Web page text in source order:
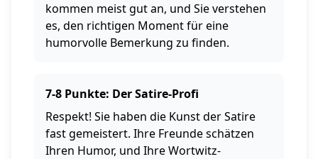
kommen meist gut an, und Sie verstehen
es, den richtigen Moment für eine
humorvolle Bemerkung zu finden.
7-8 Punkte: Der Satire-Profi
Respekt! Sie haben die Kunst der Satire
fast gemeistert. Ihre Freunde schätzen
Ihren Humor, und Ihre Wortwitz-